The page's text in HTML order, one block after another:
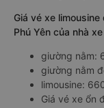
Giá vé xe
Phú Yên của nhà
giường nằm:
giường nằm
limousine:
Giá vé xe ổn